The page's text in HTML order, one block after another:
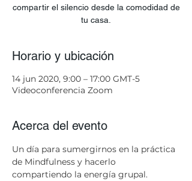
compartir el silencio desde la comodidad de
tu casa.
Horario y ubicación
14 jun 2020, 9:00 – 17:00 GMT-5
Videoconferencia Zoom
Acerca del evento
Un día para sumergirnos en la práctica
de Mindfulness y hacerlo
compartiendo la energía grupal.